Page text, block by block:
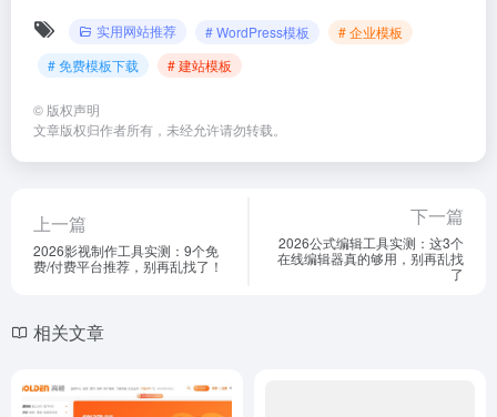
实用网站推荐 # WordPress模板
# 企业模板
# 免费模板下载
# 建站模板
© 版权声明
文章版权归作者所有，未经允许请勿转载。
上一篇
2026影视制作工具实测：9个免
费/付费平台推荐，别再乱找了！
下一篇
2026公式编辑工具实测：这3个
在线编辑器真的够用，别再乱找
了
相关文章